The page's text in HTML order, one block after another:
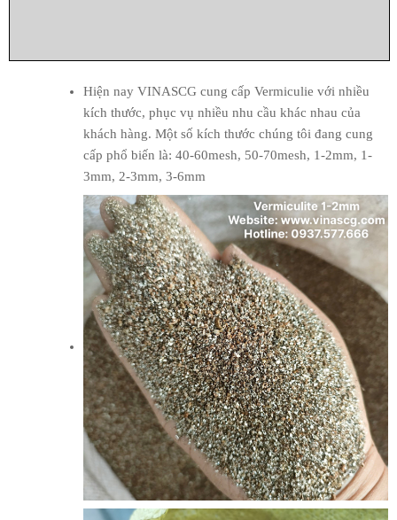
Hiện nay VINASCG cung cấp Vermiculie với nhiều
kích thước, phục vụ nhiều nhu cầu khác nhau của
khách hàng. Một số kích thước chúng tôi đang cung
cấp phổ biến là: 40-60mesh, 50-70mesh, 1-2mm, 1-
3mm, 2-3mm, 3-6mm